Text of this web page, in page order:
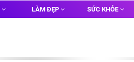
LÀM ĐẸP SỨC KHỎE